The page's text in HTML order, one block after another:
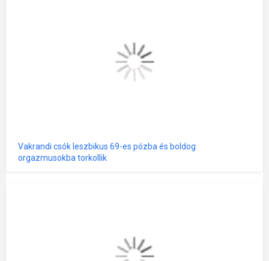
Vakrandi csók leszbikus 69-es pózba és boldog
orgazmusokba torkollik